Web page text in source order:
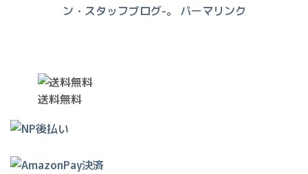
送料無料
ン・スタッフブログ-。 パーマリンク